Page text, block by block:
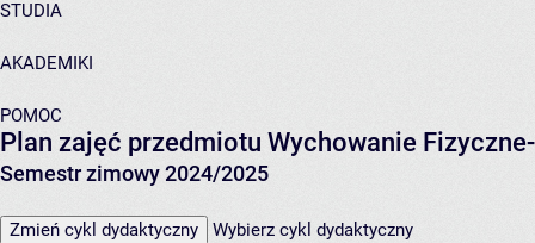
STUDIA
AKADEMIKI
POMOC
Plan zajęć przedmiotu Wychowanie
Semestr zimowy 2024/2025
Zmień cykl dydaktyczny Wybierz cykl dydaktyczny